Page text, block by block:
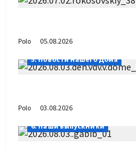
Polo
05.08.2026
5. Новости нашего Дома
Polo
03.08.2026
6. Наши выпускники